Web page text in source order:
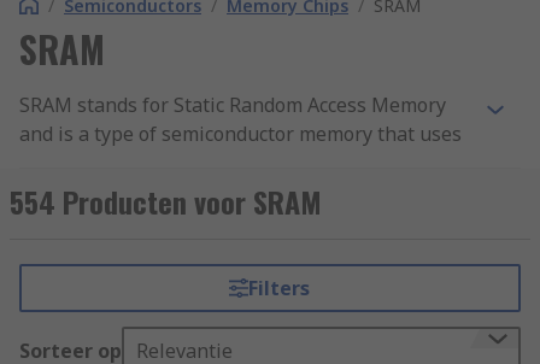
/ Semiconductors / Memory Chips / SRAM
SRAM
SRAM stands for Static Random Access Memory
and is a type of semiconductor memory that uses
bit. It holds data bits in its memory so long as
power is being supplied. It cannot hold data if
low power are needed. It’s higher density than
DRAM, and less complicated structure makes it
ideal to use in semiconductor memory scenarios
554 Producten voor SRAM
Filters
Sorteer op Relevantie